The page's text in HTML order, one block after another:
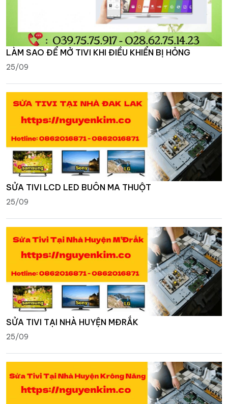
LÀM SAO ĐỂ MỞ TIVI KHI ĐIỀU KHIỂN BỊ HỎNG
25/09
SỬA TIVI LCD LED BUÔN MA THUỘT
25/09
SỬA TIVI TẠI NHÀ HUYỆN MĐRẮK
25/09